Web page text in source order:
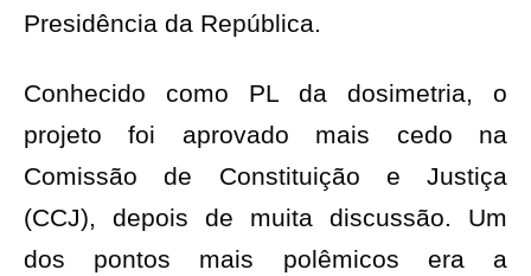
Presidência da República.
Conhecido como PL da dosimetria, o
projeto foi aprovado mais cedo na
Comissão de Constituição e Justiça
(CCJ), depois de muita discussão. Um
dos pontos mais polêmicos era a